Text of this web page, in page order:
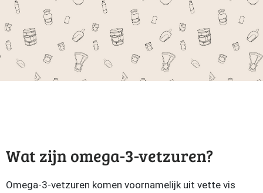
Wat zijn omega-3-vetzuren?
Omega-3-vetzuren komen voornamelijk uit vette vis